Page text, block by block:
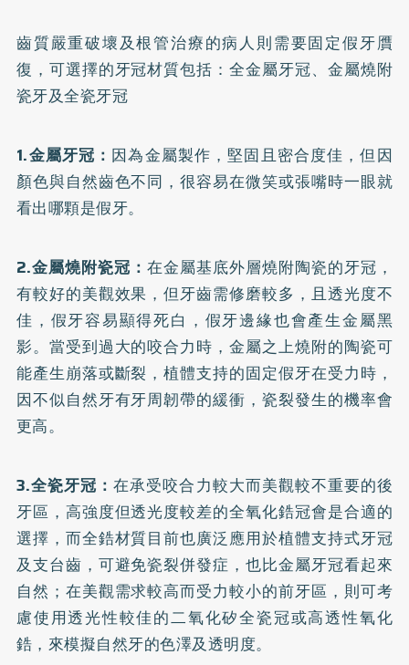
齒質嚴重破壞及根管治療的病人則需要固定假牙贋
復，可選擇的牙冠材質包括：全金屬牙冠、金屬燒附
瓷牙及全瓷牙冠
1.金屬牙冠： 因為金屬製作，堅固且密合度佳，但因
顏色與自然齒色不同，很容易在微笑或張嘴時一眼就
看出哪顆是假牙。
2.金屬燒附瓷冠：在金屬基底外層燒附陶瓷的牙冠，
有較好的美觀效果，但牙齒需修磨較多，且透光度不
佳，假牙容易顯得死白，假牙邊緣也會產生金屬黑
影。當受到過大的咬合力時，金屬之上燒附的陶瓷可
能產生崩落或斷裂，植體支持的固定假牙在受力時，
因不似自然牙有牙周韌帶的緩衝，瓷裂發生的機率會
更高。
3.全瓷牙冠：在承受咬合力較大而美觀較不重要的後
牙區，高強度但透光度較差的全氧化鋯冠會是合適的
選擇，而全鋯材質目前也廣泛應用於植體支持式牙冠
及支台齒，可避免瓷裂併發症，也比金屬牙冠看起來
自然；在美觀需求較高而受力較小的前牙區，則可考
慮使用透光性較佳的二氧化矽全瓷冠或高透性氧化
鋯，來模擬自然牙的色澤及透明度。